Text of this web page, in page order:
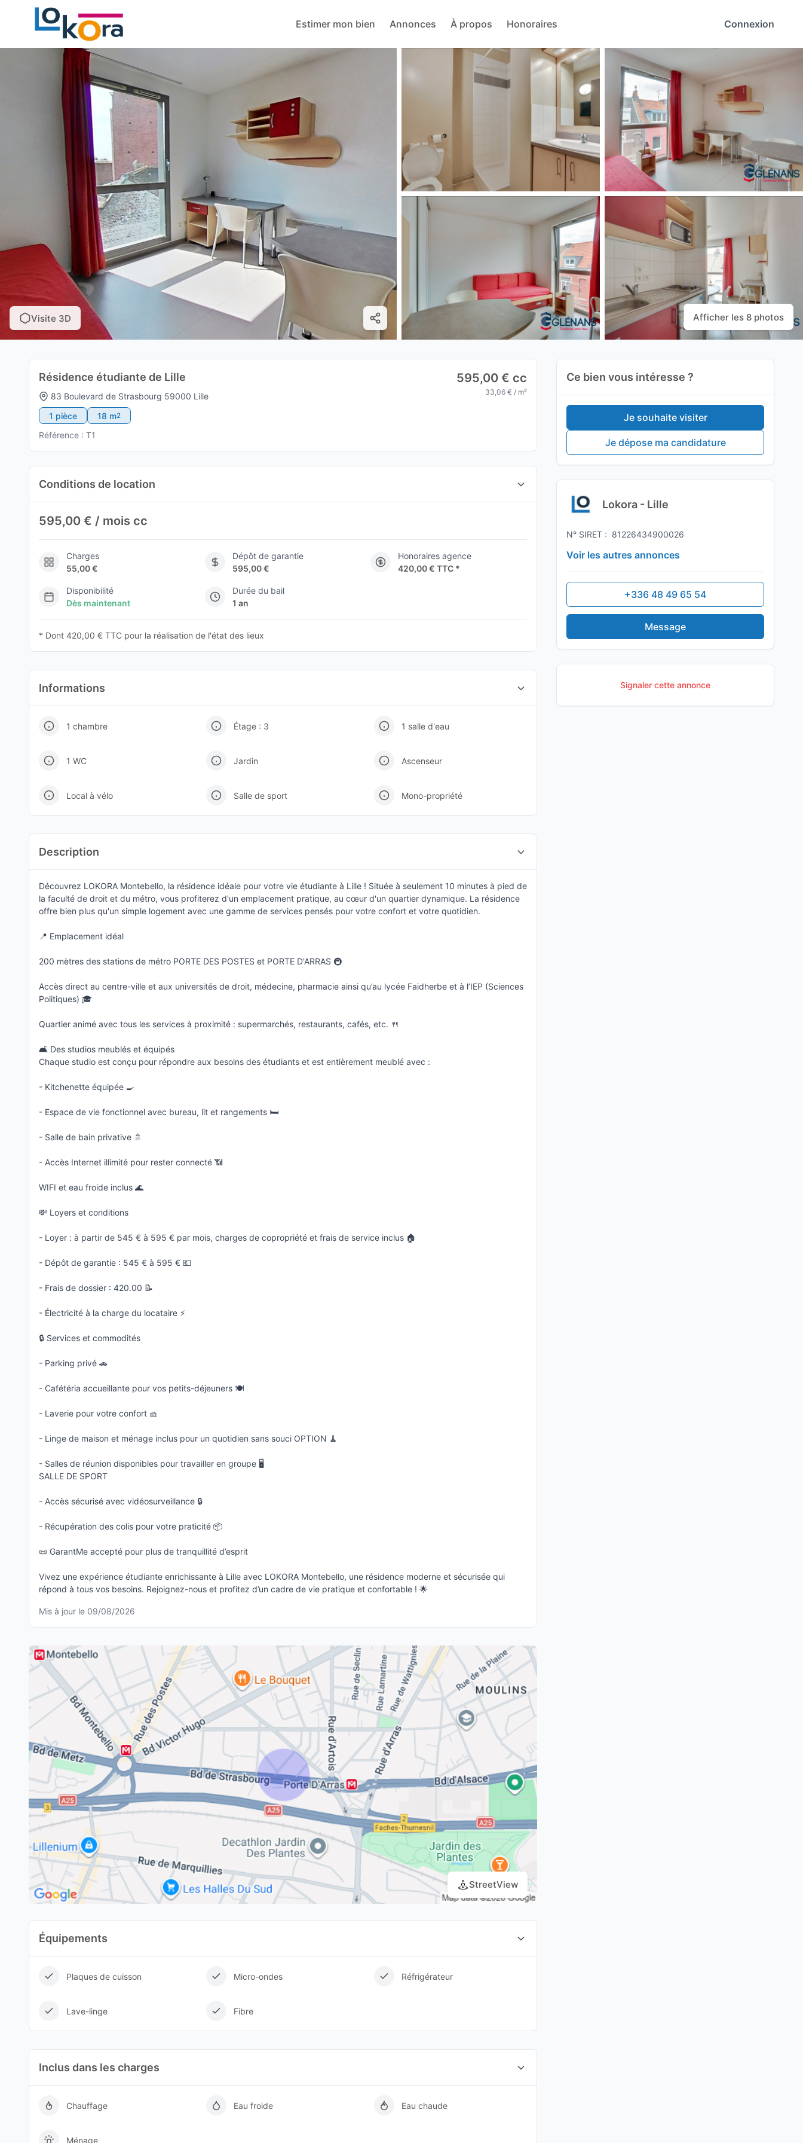
Estimer mon bien Annonces À propos Honoraires Connexion
Visite 3D Afficher les 8 photos
Résidence étudiante de Lille
83 Boulevard de Strasbourg 59000 Lille
1 pièce
18 m2
Référence : T1
595,00 € cc
33,06 € / m²
Conditions de location
595,00 € / mois cc
Charges
55,00 €
Dépôt de garantie
595,00 €
Honoraires agence
420,00 € TTC *
Disponibilité
Dès maintenant
Durée du bail
1 an
* Dont 420,00 € TTC pour la réalisation de l'état des lieux
Informations
1 chambre Étage : 3 1 salle d'eau
1 WC Jardin Ascenseur
Local à vélo Salle de sport Mono-propriété
Description
Découvrez LOKORA Montebello, la résidence idéale pour votre vie étudiante à Lille ! Située à seulement 10 minutes à pied de
la faculté de droit et du métro, vous profiterez d'un emplacement pratique, au cœur d'un quartier dynamique. La résidence
offre bien plus qu'un simple logement avec une gamme de services pensés pour votre confort et votre quotidien.
📍 Emplacement idéal
200 mètres des stations de métro PORTE DES POSTES et PORTE D'ARRAS 🚇
Accès direct au centre-ville et aux universités de droit, médecine, pharmacie ainsi qu’au lycée Faidherbe et à l’IEP (Sciences
Politiques) 🎓
Quartier animé avec tous les services à proximité : supermarchés, restaurants, cafés, etc. 🍴
🛋 Des studios meublés et équipés
Chaque studio est conçu pour répondre aux besoins des étudiants et est entièrement meublé avec :
- Kitchenette équipée 🍳
- Espace de vie fonctionnel avec bureau, lit et rangements 🛏️
- Salle de bain privative 🚿
- Accès Internet illimité pour rester connecté 📶
WIFI et eau froide inclus 🌊
💸 Loyers et conditions
- Loyer : à partir de 545 € à 595 € par mois, charges de copropriété et frais de service inclus 🏠
- Dépôt de garantie : 545 € à 595 € 💶
- Frais de dossier : 420.00 📝
- Électricité à la charge du locataire ⚡
🔒 Services et commodités
- Parking privé 🚗
- Cafétéria accueillante pour vos petits-déjeuners 🍽️
- Laverie pour votre confort 🧺
- Linge de maison et ménage inclus pour un quotidien sans souci OPTION 🧹
- Salles de réunion disponibles pour travailler en groupe 🖥️
SALLE DE SPORT
- Accès sécurisé avec vidéosurveillance 🔒
- Récupération des colis pour votre praticité 📦
📜 GarantMe accepté pour plus de tranquillité d’esprit
Vivez une expérience étudiante enrichissante à Lille avec LOKORA Montebello, une résidence moderne et sécurisée qui
répond à tous vos besoins. Rejoignez-nous et profitez d’un cadre de vie pratique et confortable ! 🌟
Mis à jour le 09/08/2026
StreetView
Équipements
Plaques de cuisson Micro-ondes Réfrigérateur
Lave-linge Fibre
Inclus dans les charges
Chauffage Eau froide Eau chaude
Ménage
Ce bien vous intéresse ?
Je souhaite visiter
Je dépose ma candidature
Lokora - Lille
N° SIRET : 81226434900026
Voir les autres annonces
+336 48 49 65 54
Message
Signaler cette annonce